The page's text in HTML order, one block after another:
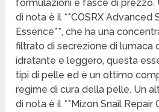
formulazioni e fasce di
di nota è il **COSRX Advanced
Essence**, che ha una
filtrato di secrezione di lumaca
idratante e leggero, questa
tipi di pelle ed è un ottimo
regime di cura della pelle. Un
di nota è il **Mizon Snail Repair